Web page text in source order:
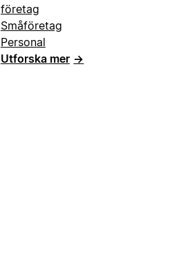
företag
Småföretag
Personal
Utforska mer →